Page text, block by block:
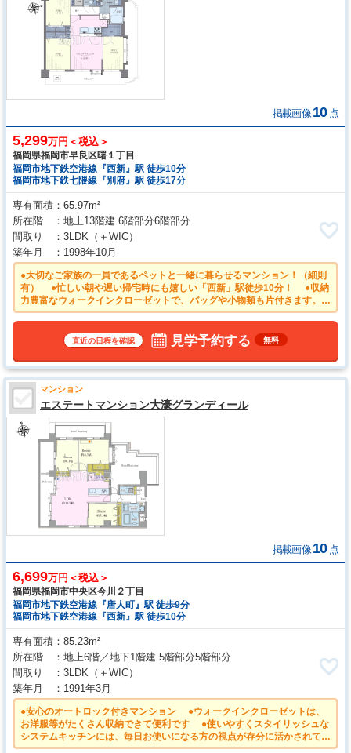
掲載画像 10 点
5,299万円＜税込＞
福岡県福岡市早良区曙１丁目
福岡市地下鉄空港線『西新』駅 徒歩10分
福岡市地下鉄七隈線『別府』駅 徒歩17分
専有面積
65.97m²
所在階
地上13階建 6階部分6階部分
間取り
3LDK （＋WIC）
築年月
1998年10月
●大切なご家族の一員であるペットと一緒に暮らせるマンション！（細則
有） ●忙しい朝や遅い帰宅時にも嬉しい「西新」駅徒歩10分！ ●収納
力豊富なウォークインクローゼットで、バッグや小物類も片付きます。
●安心のオートロック付きマンション。日々の安全を守ります。 ●家族
問もお気軽にご連絡・ご相談下さい。
直近の日程を確認 見学予約する 無料
マンション
エステートマンション大濠グランディール
掲載画像 10 点
6,699万円＜税込＞
福岡県福岡市中央区今川２丁目
福岡市地下鉄空港線『唐人町』駅 徒歩9分
福岡市地下鉄空港線『西新』駅 徒歩10分
専有面積
85.23m²
所在階
地上6階／地下1階建 5階部分5階部分
間取り
3LDK （＋WIC）
築年月
1991年3月
●安心のオートロック付きマンション ●ウォークインクローゼットは、
お洋服等がたくさん収納できて便利です ●使いやすくスタイリッシュな
システムキッチンには、毎日お使いになる方の視点が存分に活かされてい
ます。 ●玄関前を通る人が少ない角部屋は、静かでプライバシーを確保